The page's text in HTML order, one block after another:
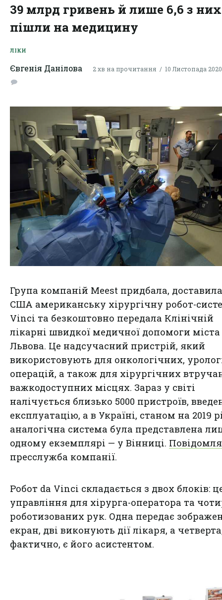
39 млрд гривень й лише 6,6 з них
пішли на медицину
ЛІКИ
Євгенія Данілова 2 хв на прочитання 10 Листопада
Група компаній Meest придбала, доставила
США американську хірургічну робот-
Vinci та безкоштовно передала Клінічній
лікарні швидкої медичної допомоги міста
Львова. Це надсучасний пристрій, який
використовують для онкологічних,
операцій, а також для хірургічних
важкодоступних місцях. Зараз у світі
налічується близько 5000 пристроїв,
експлуатацію, а в Україні, станом на 2019
аналогічна система була представлена
одному екземплярі — у Вінниці.
пресслужба компанії.
Робот da Vinci складається з двох блоків:
управління для хірурга-оператора та
роботизованих рук. Одна передає
екран, дві виконують дії лікаря, а
фактично, є його асистентом.